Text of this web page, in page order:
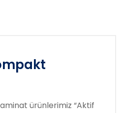
ürünlerimiz “Aktif